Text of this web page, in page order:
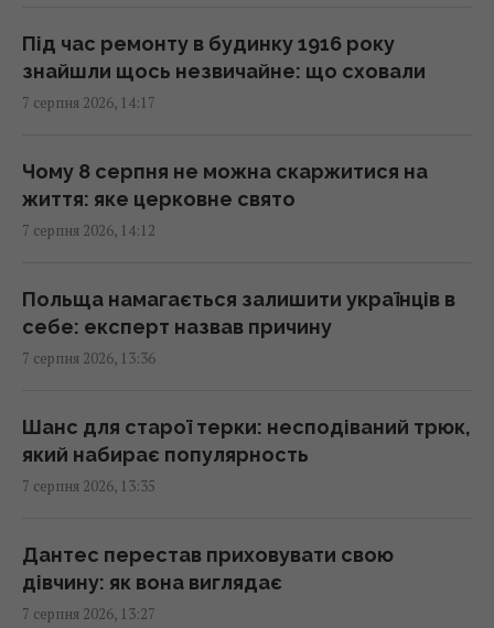
13:54 п'ятниця, 07 серпня 2026
13:51 п'ятниця, 07 серпня 2026
13:31 п'ятниця, 07 серпня 2026
13:30 п'ятниця, 07 серпня 2026
13:30 п'ятниця, 07 серпня 2026
Під час ремонту в будинку 1916 року
знайшли щось незвичайне: що сховали
7 серпня 2026, 14:17
Чому 8 серпня не можна скаржитися на
життя: яке церковне свято
7 серпня 2026, 14:12
Польща намагається залишити українців в
себе: експерт назвав причину
7 серпня 2026, 13:36
Шанс для старої терки: несподіваний трюк,
який набирає популярность
7 серпня 2026, 13:35
Дантес перестав приховувати свою
дівчину: як вона виглядає
7 серпня 2026, 13:27